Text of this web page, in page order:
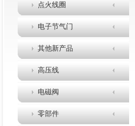
点火线圈
电子节气门
其他新产品
高压线
电磁阀
零部件